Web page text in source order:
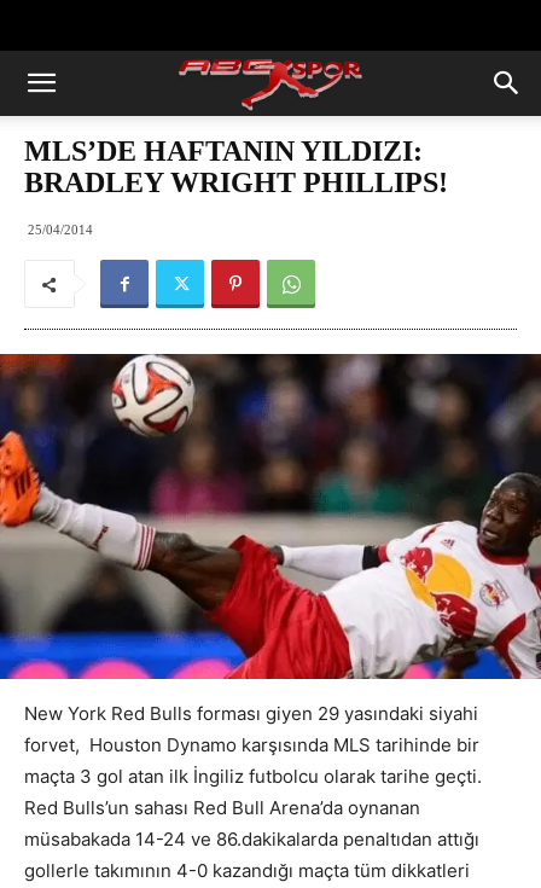
MLS’DE HAFTANIN YILDIZI:
BRADLEY WRIGHT PHILLIPS!
25/04/2014
New York Red Bulls forması giyen 29 yasındaki siyahi
forvet, Houston Dynamo karşısında MLS tarihinde bir
maçta 3 gol atan ilk İngiliz futbolcu olarak tarihe geçti.
Red Bulls’un sahası Red Bull Arena’da oynanan
müsabakada 14-24 ve 86.dakikalarda penaltıdan attığı
gollerle takımının 4-0 kazandığı maçta tüm dikkatleri